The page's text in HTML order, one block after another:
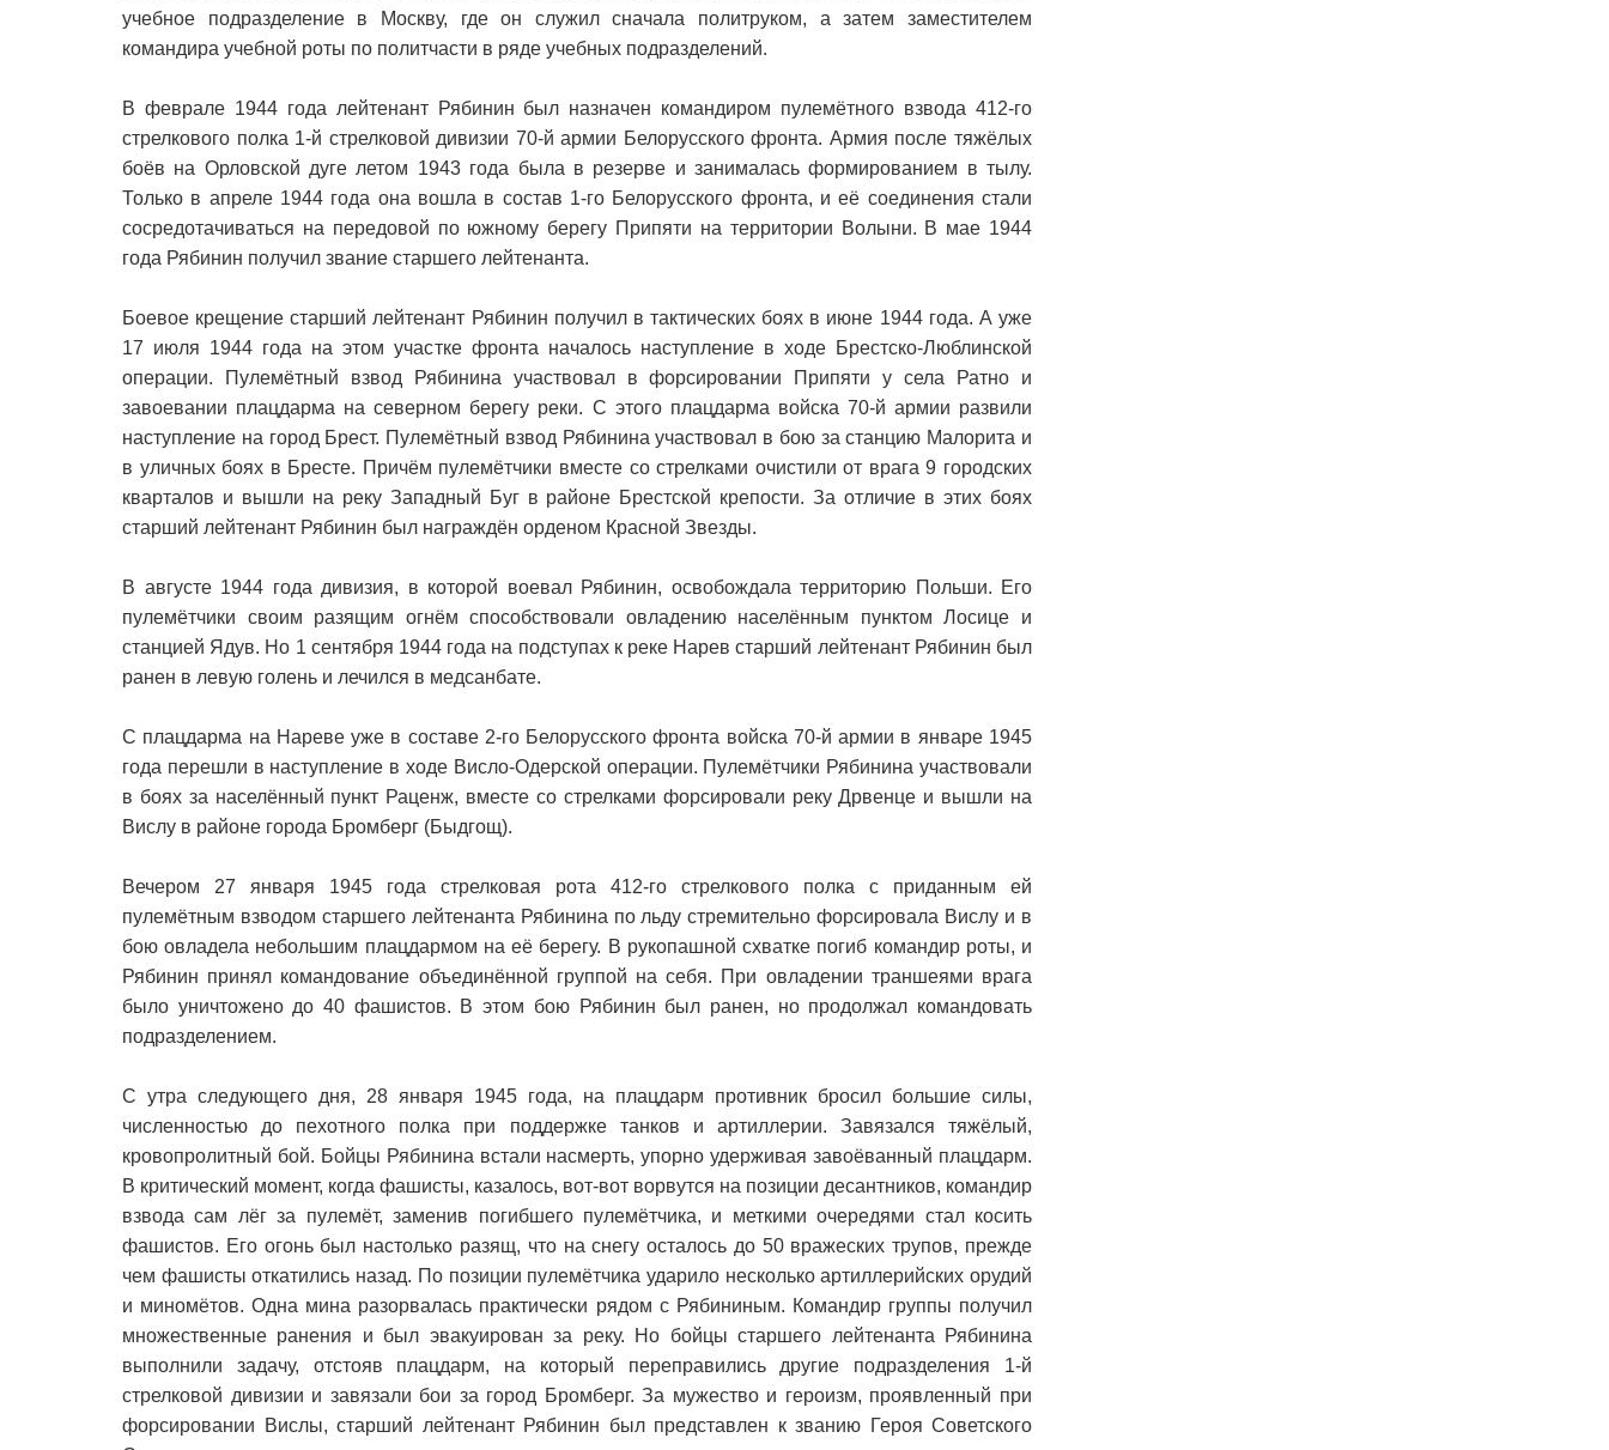
учебное подразделение в Москву, где он служил сначала политруком, а затем заместителем
командира учебной роты по политчасти в ряде учебных подразделений.
В феврале 1944 года лейтенант Рябинин был назначен командиром пулемётного взвода 412-го
стрелкового полка 1-й стрелковой дивизии 70-й армии Белорусского фронта. Армия после тяжёлых
боёв на Орловской дуге летом 1943 года была в резерве и занималась формированием в тылу.
Только в апреле 1944 года она вошла в состав 1-го Белорусского фронта, и её соединения стали
сосредотачиваться на передовой по южному берегу Припяти на территории Волыни. В мае 1944
года Рябинин получил звание старшего лейтенанта.
Боевое крещение старший лейтенант Рябинин получил в тактических боях в июне 1944 года. А уже
17 июля 1944 года на этом участке фронта началось наступление в ходе Брестско-Люблинской
операции. Пулемётный взвод Рябинина участвовал в форсировании Припяти у села Ратно и
завоевании плацдарма на северном берегу реки. С этого плацдарма войска 70-й армии развили
наступление на город Брест. Пулемётный взвод Рябинина участвовал в бою за станцию Малорита и
в уличных боях в Бресте. Причём пулемётчики вместе со стрелками очистили от врага 9 городских
кварталов и вышли на реку Западный Буг в районе Брестской крепости. За отличие в этих боях
старший лейтенант Рябинин был награждён орденом Красной Звезды.
В августе 1944 года дивизия, в которой воевал Рябинин, освобождала территорию Польши. Его
пулемётчики своим разящим огнём способствовали овладению населённым пунктом Лосице и
станцией Ядув. Но 1 сентября 1944 года на подступах к реке Нарев старший лейтенант Рябинин был
ранен в левую голень и лечился в медсанбате.
С плацдарма на Нареве уже в составе 2-го Белорусского фронта войска 70-й армии в январе 1945
года перешли в наступление в ходе Висло-Одерской операции. Пулемётчики Рябинина участвовали
в боях за населённый пункт Раценж, вместе со стрелками форсировали реку Дрвенце и вышли на
Вислу в районе города Бромберг (Быдгощ).
Вечером 27 января 1945 года стрелковая рота 412-го стрелкового полка с приданным ей
пулемётным взводом старшего лейтенанта Рябинина по льду стремительно форсировала Вислу и в
бою овладела небольшим плацдармом на её берегу. В рукопашной схватке погиб командир роты, и
Рябинин принял командование объединённой группой на себя. При овладении траншеями врага
было уничтожено до 40 фашистов. В этом бою Рябинин был ранен, но продолжал командовать
подразделением.
С утра следующего дня, 28 января 1945 года, на плацдарм противник бросил большие силы,
численностью до пехотного полка при поддержке танков и артиллерии. Завязался тяжёлый,
кровопролитный бой. Бойцы Рябинина встали насмерть, упорно удерживая завоёванный плацдарм.
В критический момент, когда фашисты, казалось, вот-вот ворвутся на позиции десантников, командир
взвода сам лёг за пулемёт, заменив погибшего пулемётчика, и меткими очередями стал косить
фашистов. Его огонь был настолько разящ, что на снегу осталось до 50 вражеских трупов, прежде
чем фашисты откатились назад. По позиции пулемётчика ударило несколько артиллерийских орудий
и миномётов. Одна мина разорвалась практически рядом с Рябининым. Командир группы получил
множественные ранения и был эвакуирован за реку. Но бойцы старшего лейтенанта Рябинина
выполнили задачу, отстояв плацдарм, на который переправились другие подразделения 1-й
стрелковой дивизии и завязали бои за город Бромберг. За мужество и героизм, проявленный при
форсировании Вислы, старший лейтенант Рябинин был представлен к званию Героя Советского